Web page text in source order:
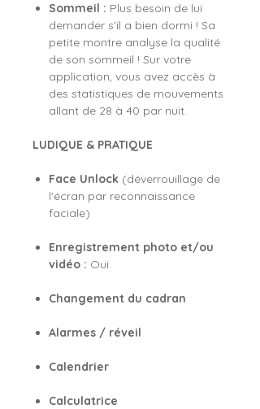
Sommeil : Plus besoin de lui
demander s'il a bien dormi ! Sa
petite montre analyse la qualité
de son sommeil ! Sur votre
application, vous avez accès à
des statistiques de mouvements
allant de 28 à 40 par nuit.
LUDIQUE & PRATIQUE
Face Unlock (déverrouillage de
l'écran par reconnaissance
faciale)
Enregistrement photo et/ou
vidéo : Oui.
Changement du cadran
Alarmes / réveil
Calendrier
Calculatrice